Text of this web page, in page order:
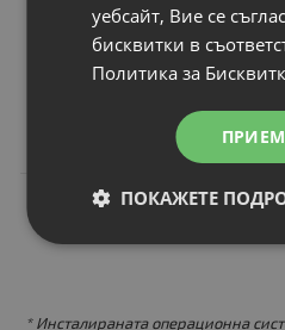
* Инсталираната операционна
уебсайт, Вие се
бисквитки в
Политика за
ПОКАЖЕТЕ